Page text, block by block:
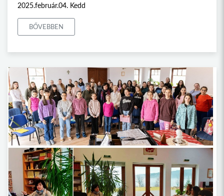
2025.február.04. Kedd
BŐVEBBEN